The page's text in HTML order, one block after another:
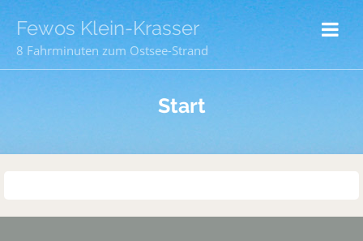
Fewos Klein-Krasser
8 Fahrminuten zum Ostsee-Strand
Start